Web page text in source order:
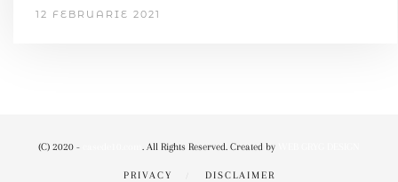
12 FEBRUARIE 2021
(C) 2020 - . All Rights Reserved. Created by
PRIVACY DISCLAIMER